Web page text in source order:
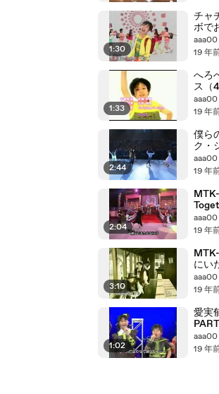
1:30
チャ
ボで
よ
aaa00
19 年
1:33
へろ
ス（
aaa00
19 年
2:44
僕ら
ク・
(LIVE)
aaa00
19 年
2:04
MTK-
aaa00
19 年
3:10
にい
aaa00
19 年
1:02
愛実
OPEN
aaa00
19 年